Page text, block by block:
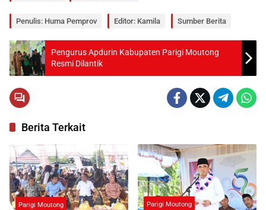
Penulis: Huma Pemprov Editor: Kamila Sumber Berita
Pengurus Apdurin Kabupaten Parigi Moutong
Resmi Dilantik
Berita Terkait
Parigi Moutong Parigi Moutong